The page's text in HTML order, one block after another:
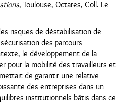
, Toulouse, Octares, Coll. Le
risques de déstabilisation de
des parcours
le développement de la
pour la mobilité des travailleurs et
de garantir une relative
des entreprises dans un
institutionnels bâtis dans ce